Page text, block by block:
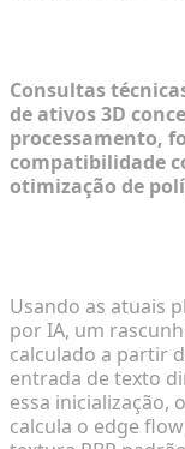
Consultas
de ativos 3D
processamento,
compatibilidade
otimização de
Usando as atuais
por IA, um
calculado a partir
entrada de texto
essa
calcula o edge